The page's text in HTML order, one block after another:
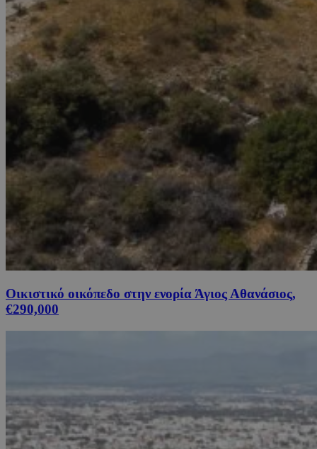
Οικιστικό οικόπεδο στην ενορία Άγιος Αθανάσιος,
€290,000